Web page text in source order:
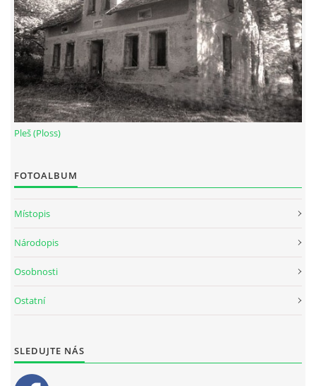
© 2026 eStránky.cz |Aktualizováno: 17. 7. 2026 |Nahoru ↑
Pleš (Ploss)
FOTOALBUM
Místopis
Národopis
Osobnosti
Ostatní
SLEDUJTE NÁS